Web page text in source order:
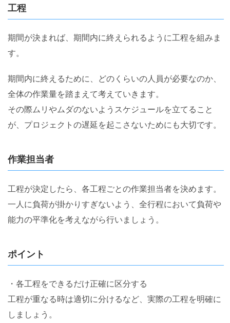
工程
期間が決まれば、期間内に終えられるように工程を組みま
す。
期間内に終えるために、どのくらいの人員が必要なのか、
全体の作業量を踏まえて考えていきます。
その際ムリやムダのないようスケジュールを立てること
が、プロジェクトの遅延を起こさないためにも大切です。
作業担当者
工程が決定したら、各工程ごとの作業担当者を決めます。
一人に負荷が掛かりすぎないよう、全行程において負荷や
能力の平準化を考えながら行いましょう。
ポイント
・各工程をできるだけ正確に区分する
工程が重なる時は適切に分けるなど、実際の工程を明確に
しましょう。